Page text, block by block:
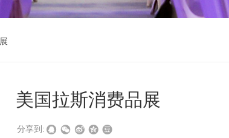
美国拉斯消费品展
分享到: